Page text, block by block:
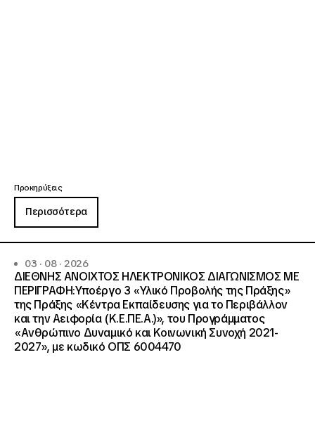
Προκηρύξεις
Περισσότερα
03 · 08 · 2026
ΔΙΕΘΝΗΣ ΑΝΟΙΧΤΟΣ ΗΛΕΚΤΡΟΝΙΚΟΣ ΔΙΑΓΩΝΙΣΜΟΣ ΜΕ
ΠΕΡΙΓΡΑΦΗ:Υποέργο 3 «Υλικό Προβολής της Πράξης»
της Πράξης «Κέντρα Εκπαίδευσης για το Περιβάλλον
και την Αειφορία (Κ.Ε.ΠΕ.Α.)», του Προγράμματος
«Ανθρώπινο Δυναμικό και Κοινωνική Συνοχή 2021-
2027», με κωδικό ΟΠΣ 6004470